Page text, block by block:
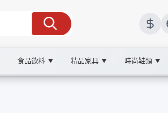
食品飲料 ▼ 精品家具 ▼ 時尚鞋類 ▼